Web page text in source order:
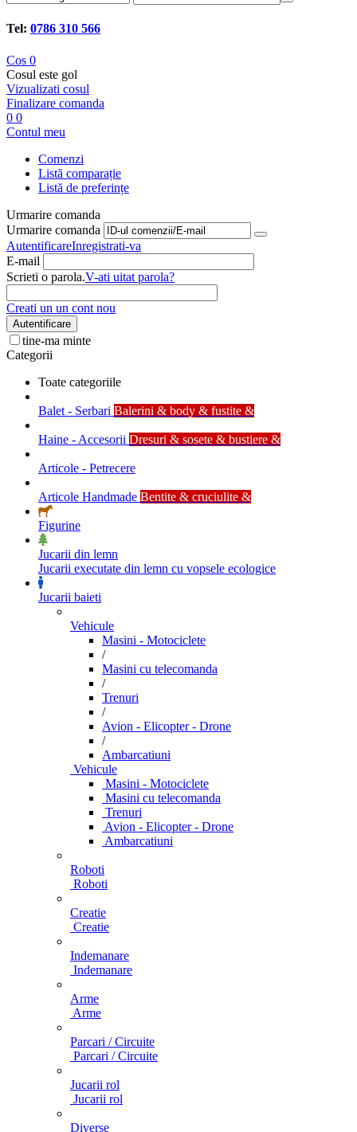
Tel: 0786 310 566
Cos 0
Cosul este gol
Vizualizati cosul
Finalizare comanda
0 0
Contul meu
Comenzi
Listă comparație
Listă de preferințe
Urmarire comanda
Urmarire comanda
AutentificareInregistrati-va
E-mail
Scrieti o parola.V-ati uitat parola?
Creati un un cont nou
Autentificare
tine-ma minte
Categorii
Toate categoriile
Balet - Serbari Balerini & body & fustite &
Haine - Accesorii Dresuri & sosete & bustiere &
Articole - Petrecere
Articole Handmade Bentite & cruciulite &
Figurine
Jucarii din lemn
Jucarii executate din lemn cu vopsele ecologice
Jucarii baieti
Vehicule
Masini - Motociclete
/
Masini cu telecomanda
/
Trenuri
/
Avion - Elicopter - Drone
/
Ambarcatiuni
Vehicule
Masini - Motociclete
Masini cu telecomanda
Trenuri
Avion - Elicopter - Drone
Ambarcatiuni
Roboti
Roboti
Creatie
Creatie
Indemanare
Indemanare
Arme
Arme
Parcari / Circuite
Parcari / Circuite
Jucarii rol
Jucarii rol
Diverse